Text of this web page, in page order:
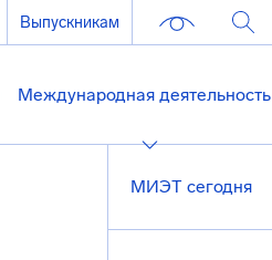
Выпускникам
Международная деятельность
МИЭТ сегодня